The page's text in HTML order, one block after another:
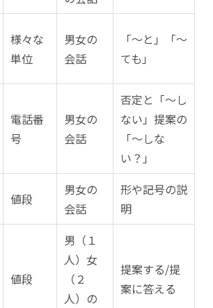
様々な
単位
男女の
会話
「～と」「～
ても」
電話番
号
男女の
会話
否定と「～し
ない」提案の
「～しな
い？」
値段
男女の
会話
形や記号の説
明
値段
男（１
人）女
（２
人）の
提案する/提
案に答える